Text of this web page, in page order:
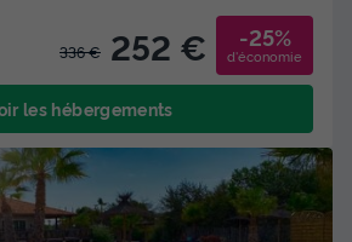
336 € 252 € -25%
d'économie
les hébergements